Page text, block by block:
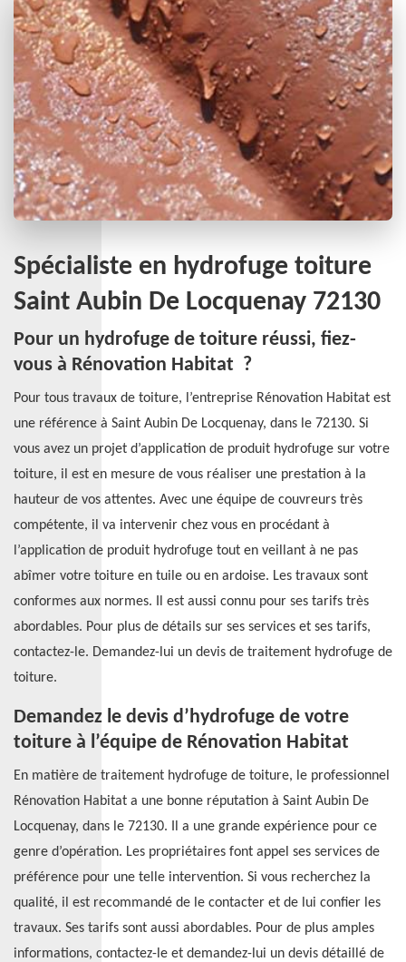
Spécialiste en hydrofuge toiture
Saint Aubin De Locquenay 72130
Pour un hydrofuge de toiture réussi, fiez-
vous à Rénovation Habitat ?
Pour tous travaux de toiture, l’entreprise Rénovation Habitat est
une référence à Saint Aubin De Locquenay, dans le 72130. Si
vous avez un projet d’application de produit hydrofuge sur votre
toiture, il est en mesure de vous réaliser une prestation à la
hauteur de vos attentes. Avec une équipe de couvreurs très
compétente, il va intervenir chez vous en procédant à
l’application de produit hydrofuge tout en veillant à ne pas
abîmer votre toiture en tuile ou en ardoise. Les travaux sont
conformes aux normes. Il est aussi connu pour ses tarifs très
abordables. Pour plus de détails sur ses services et ses tarifs,
contactez-le. Demandez-lui un devis de traitement hydrofuge de
toiture.
Demandez le devis d’hydrofuge de votre
toiture à l’équipe de Rénovation Habitat
En matière de traitement hydrofuge de toiture, le professionnel
Rénovation Habitat a une bonne réputation à Saint Aubin De
Locquenay, dans le 72130. Il a une grande expérience pour ce
genre d’opération. Les propriétaires font appel ses services de
préférence pour une telle intervention. Si vous recherchez la
qualité, il est recommandé de le contacter et de lui confier les
travaux. Ses tarifs sont aussi abordables. Pour de plus amples
informations, contactez-le et demandez-lui un devis détaillé de